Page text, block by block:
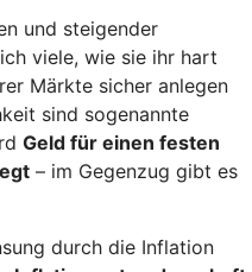
und steigender
viele, wie sie ihr hart
Märkte sicher anlegen
sind sogenannte
Geld für einen festen
– im Gegenzug gibt es
durch die Inflation